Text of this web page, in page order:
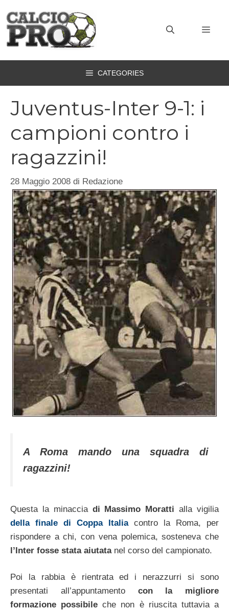
contenuto
CATEGORIES
Juventus-Inter 9-1: i
campioni contro i
ragazzini!
28 Maggio 2008 di Redazione
A Roma mando una squadra di
ragazzini!
Questa la minaccia di Massimo Moratti alla vigilia
della finale di Coppa Italiacontro la Roma, per
rispondere a chi, con vena polemica, sosteneva che
l’Inter fosse stata aiutatanel corso del campionato.
Poi la rabbia è rientrata ed i nerazzurri si sono
presentati all’appuntamento con la migliore
formazione possibileche non è riuscita tuttavia a